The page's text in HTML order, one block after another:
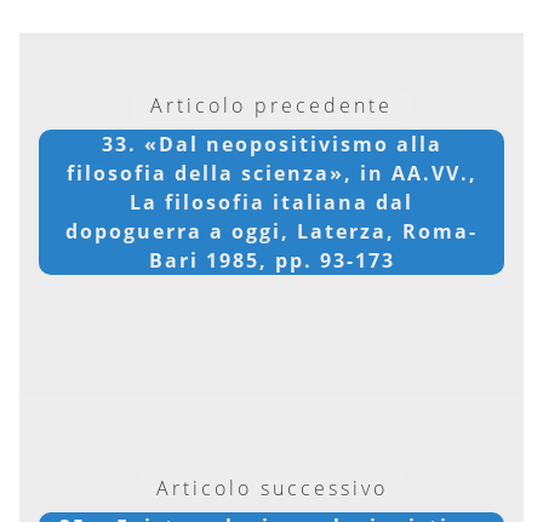
Articolo precedente
33. «Dal neopositivismo alla
filosofia della scienza», in AA.VV.,
La filosofia italiana dal
dopoguerra a oggi, Laterza, Roma-
Bari 1985, pp. 93-173
Articolo successivo